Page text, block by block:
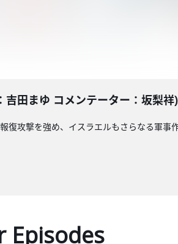
吉田まゆ コメンテーター：坂梨
復攻撃を強め、イスラエルもさらなる軍
Episodes